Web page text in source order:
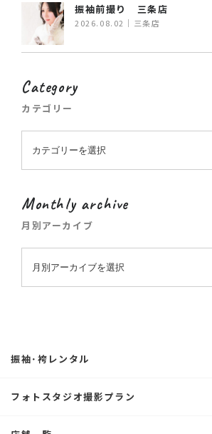
振袖前撮り 三条店
2026.08.02｜三条店
Category
カテゴリー
Monthly archive
月別アーカイブ
振袖･袴レンタル
フォトスタジオ撮影プラン